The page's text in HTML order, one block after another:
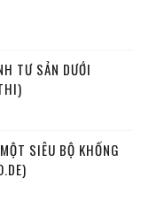
TƯ SẢN DƯỚI
SIÊU BỘ KHỐNG